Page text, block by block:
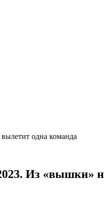
одна команда
Из «вышки»